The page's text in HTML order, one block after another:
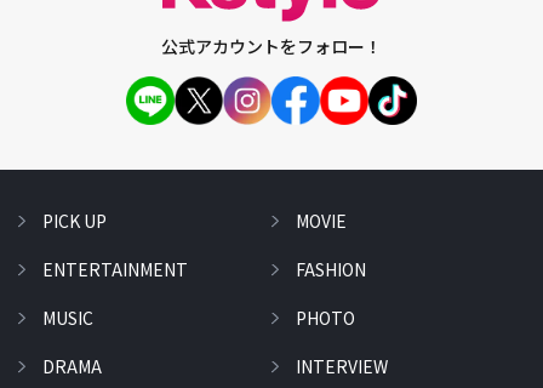
公式アカウントをフォロー！
PICK UP
ENTERTAINMENT
MUSIC
DRAMA
MOVIE
FASHION
PHOTO
INTERVIEW